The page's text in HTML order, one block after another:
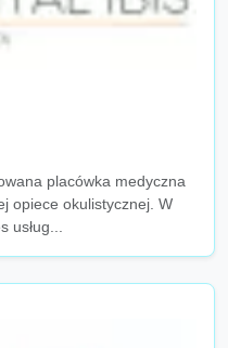
placówka medyczna
opiece okulistycznej. W